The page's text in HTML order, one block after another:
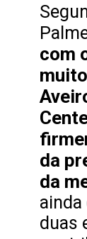
com
da
da
ainda
duas